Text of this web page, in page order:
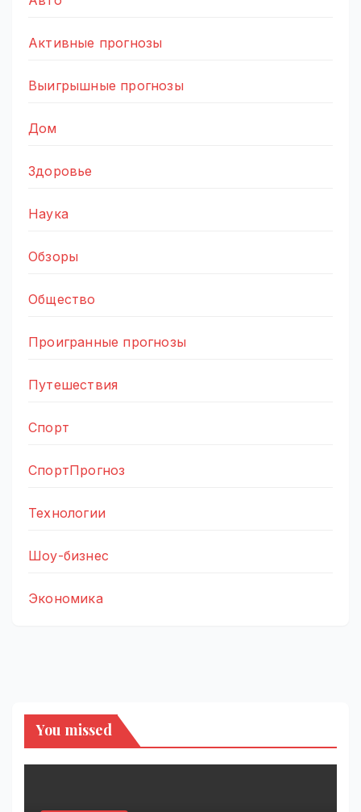
Активные прогнозы
Выигрышные прогнозы
Дом
Здоровье
Наука
Обзоры
Общество
Проигранные прогнозы
Путешествия
Спорт
СпортПрогноз
Технологии
Шоу-бизнес
Экономика
You missed